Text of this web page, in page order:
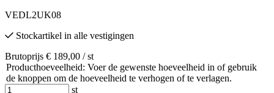
VEDL2UK08
Stockartikel in alle vestigingen
Brutoprijs € 189,00 / st
Producthoeveelheid: Voer de gewenste hoeveelheid in of gebruik
de knoppen om de hoeveelheid te verhogen of te verlagen.
st